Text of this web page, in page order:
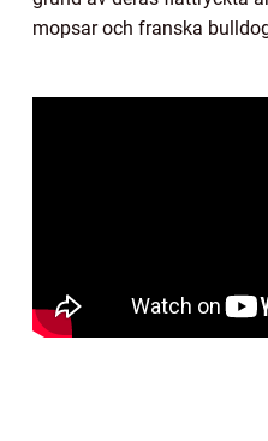
mopsar och franska